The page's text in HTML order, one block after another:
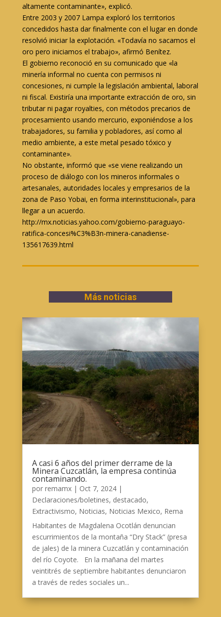
altamente contaminante», explicó.
Entre 2003 y 2007 Lampa exploró los territorios
concedidos hasta dar finalmente con el lugar en donde
resolvió iniciar la explotación. «Todavía no sacamos el
oro pero iniciamos el trabajo», afirmó Benítez.
El gobierno reconoció en su comunicado que «la
minería informal no cuenta con permisos ni
concesiones, ni cumple la legislación ambiental, laboral
ni fiscal. Existiría una importante extracción de oro, sin
tributar ni pagar royalties, con métodos precarios de
procesamiento usando mercurio, exponiéndose a los
trabajadores, su familia y pobladores, así como al
medio ambiente, a este metal pesado tóxico y
contaminante».
No obstante, informó que «se viene realizando un
proceso de diálogo con los mineros informales o
artesanales, autoridades locales y empresarios de la
zona de Paso Yobai, en forma interinstitucional», para
llegar a un acuerdo.
http://mx.noticias.yahoo.com/gobierno-paraguayo-
ratifica-concesi%C3%B3n-minera-canadiense-
135617639.html
Más noticias
A casi 6 años del primer derrame de la
Minera Cuzcatlán, la empresa continúa
contaminando.
por remamx| Oct 7, 2024|
Declaraciones/boletines, destacado,
Extractivismo, Noticias, Noticias Mexico, Rema
Habitantes de Magdalena Ocotlán denuncian
escurrimientos de la montaña “Dry Stack” (presa
de jales) de la minera Cuzcatlán y contaminación
del río Coyote. En la mañana del martes
veintitrés de septiembre habitantes denunciaron
a través de redes sociales un...